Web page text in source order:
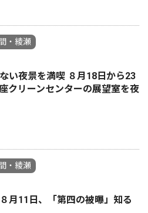
・綾瀬
い夜景を満喫 ８月18日から23
クリーンセンターの展望室を夜
・綾瀬
月11日、「第四の被曝」知る